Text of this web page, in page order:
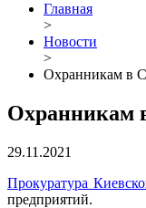
Главная
>
Новости
>
Охранникам в
Охранникам
29.11.2021
Прокуратура
предприятий.